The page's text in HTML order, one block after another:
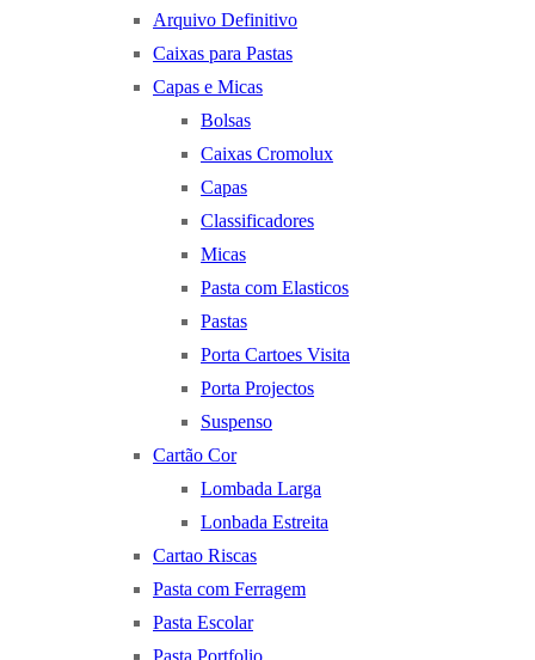
Arquivo Definitivo
Caixas para Pastas
Capas e Micas
Bolsas
Caixas Cromolux
Capas
Classificadores
Micas
Pasta com Elasticos
Pastas
Porta Cartoes Visita
Porta Projectos
Suspenso
Cartão Cor
Lombada Larga
Lonbada Estreita
Cartao Riscas
Pasta com Ferragem
Pasta Escolar
Pasta Portfolio